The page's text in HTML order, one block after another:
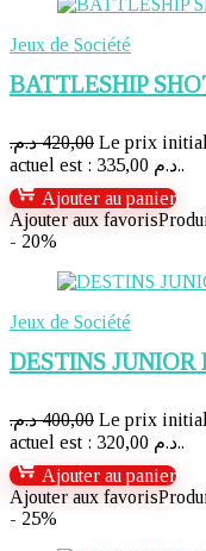
Jeux de Société
BATTLESHIP
420,00 د.م.
actuel est : 335,00 د.م..
Ajouter au panier
Ajouter aux favoris
- 20%
Jeux de Société
DESTINS JUNIOR
400,00 د.م.
actuel est : 320,00 د.م..
Ajouter au panier
Ajouter aux favoris
- 25%